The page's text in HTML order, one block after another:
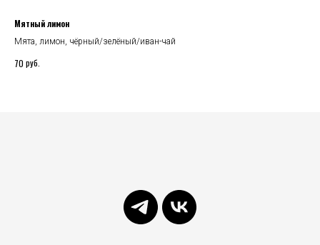
Мятный лимон
Мята, лимон, чёрный/зелёный/иван-чай
70 руб.